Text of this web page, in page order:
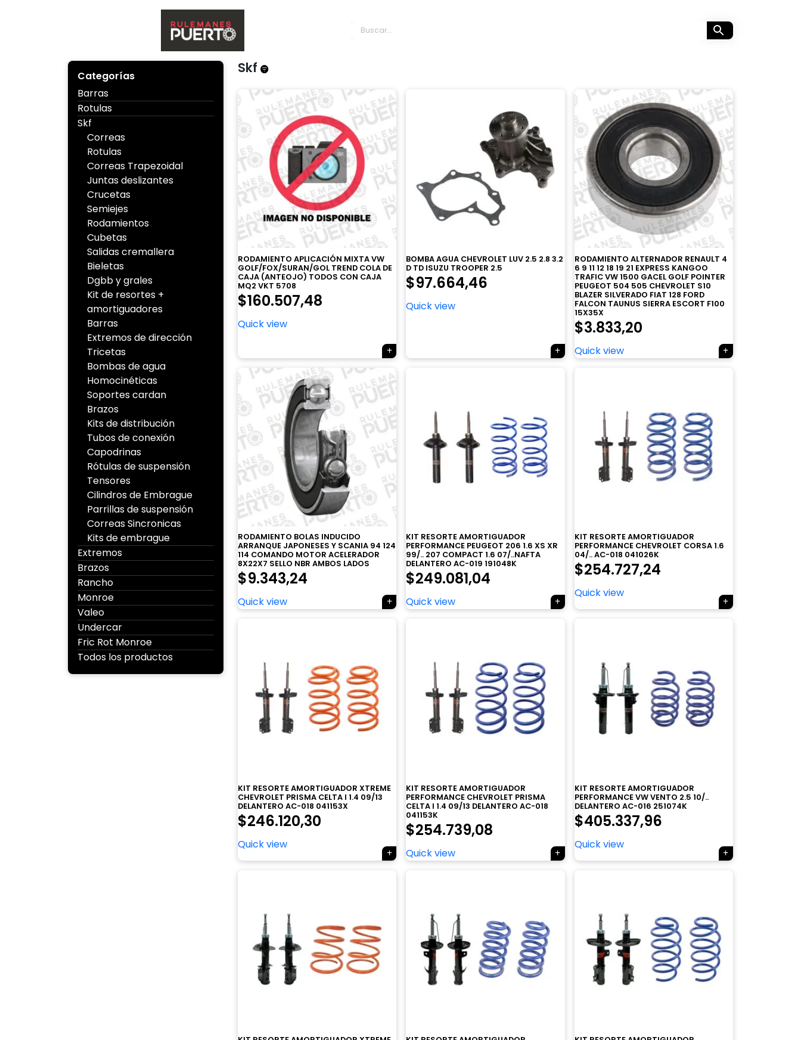
Rulemanes Puerto
Categorías
Barras
Rotulas
Skf
Correas
Rotulas
Correas Trapezoidal
Juntas deslizantes
Crucetas
Semiejes
Rodamientos
Cubetas
Salidas cremallera
Bieletas
Dgbb y grales
Kit de resortes +
amortiguadores
Barras
Extremos de dirección
Tricetas
Bombas de agua
Homocinéticas
Soportes cardan
Brazos
Kits de distribución
Tubos de conexión
Capodrinas
Rótulas de suspensión
Tensores
Cilindros de Embrague
Parrillas de suspensión
Correas Sincronicas
Kits de embrague
Extremos
Brazos
Rancho
Monroe
Valeo
Undercar
Fric Rot Monroe
Todos los productos
Skf
RODAMIENTO APLICACIÓN MIXTA VW
GOLF/FOX/SURAN/GOL TREND COLA DE
CAJA (ANTEOJO) TODOS CON CAJA
MQ2 VKT 5708
$160.507,48
Quick view
BOMBA AGUA CHEVROLET LUV 2.5 2.8 3.2
D TD ISUZU TROOPER 2.5
$97.664,46
Quick view
RODAMIENTO ALTERNADOR RENAULT 4
6 9 11 12 18 19 21 EXPRESS KANGOO
TRAFIC VW 1500 GACEL GOLF POINTER
PEUGEOT 504 505 CHEVROLET S10
BLAZER SILVERADO FIAT 128 FORD
FALCON TAUNUS SIERRA ESCORT F100
15X35X
$3.833,20
Quick view
RODAMIENTO BOLAS INDUCIDO
ARRANQUE JAPONESES Y SCANIA 94 124
114 COMANDO MOTOR ACELERADOR
8X22X7 SELLO NBR AMBOS LADOS
$9.343,24
Quick view
KIT RESORTE AMORTIGUADOR
PERFORMANCE PEUGEOT 206 1.6 XS XR
99/.. 207 COMPACT 1.6 07/..NAFTA
DELANTERO AC-019 191048K
$249.081,04
Quick view
KIT RESORTE AMORTIGUADOR
PERFORMANCE CHEVROLET CORSA 1.6
04/.. AC-018 041026K
$254.727,24
Quick view
KIT RESORTE AMORTIGUADOR XTREME
CHEVROLET PRISMA CELTA I 1.4 09/13
DELANTERO AC-018 041153X
$246.120,30
Quick view
KIT RESORTE AMORTIGUADOR
PERFORMANCE CHEVROLET PRISMA
CELTA I 1.4 09/13 DELANTERO AC-018
041153K
$254.739,08
Quick view
KIT RESORTE AMORTIGUADOR
PERFORMANCE VW VENTO 2.5 10/..
DELANTERO AC-016 251074K
$405.337,96
Quick view